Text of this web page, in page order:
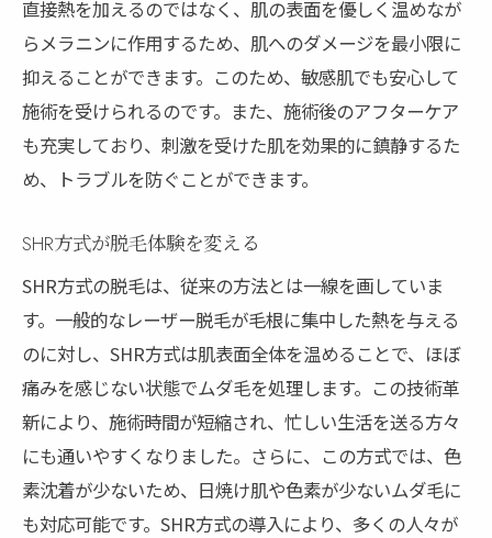
直接熱を加えるのではなく、肌の表面を優しく温めなが
らメラニンに作用するため、肌へのダメージを最小限に
抑えることができます。このため、敏感肌でも安心して
施術を受けられるのです。また、施術後のアフターケア
も充実しており、刺激を受けた肌を効果的に鎮静するた
め、トラブルを防ぐことができます。
SHR方式が脱毛体験を変える
SHR方式の脱毛は、従来の方法とは一線を画していま
す。一般的なレーザー脱毛が毛根に集中した熱を与える
のに対し、SHR方式は肌表面全体を温めることで、ほぼ
痛みを感じない状態でムダ毛を処理します。この技術革
新により、施術時間が短縮され、忙しい生活を送る方々
にも通いやすくなりました。さらに、この方式では、色
素沈着が少ないため、日焼け肌や色素が少ないムダ毛に
も対応可能です。SHR方式の導入により、多くの人々が